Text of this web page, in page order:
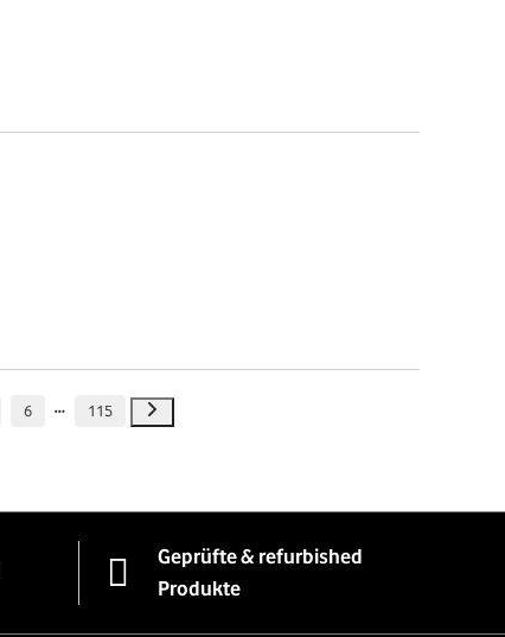
6 115
Geprüfte & refurbished
Produkte